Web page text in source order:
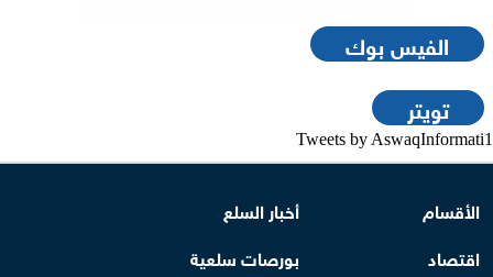
الفيس بوك
تويتر
Tweets by AswaqInformati1
الأقسام
أخبار السلع
اقتصاد
بورصات سلعية